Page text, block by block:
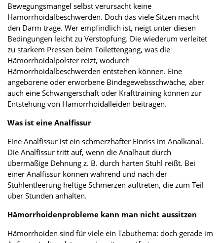
Bewegungsmangel selbst verursacht keine
Hämorrhoidalbeschwerden. Doch das viele Sitzen macht
den Darm träge. Wer empfindlich ist, neigt unter diesen
Bedingungen leicht zu Verstopfung. Die wiederum verleitet
zu starkem Pressen beim Toilettengang, was die
Hämorrhoidalpolster reizt, wodurch
Hämorrhoidalbeschwerden entstehen können. Eine
angeborene oder erworbene Bindegewebsschwäche, aber
auch eine Schwangerschaft oder Krafttraining können zur
Entstehung von Hämorrhoidalleiden beitragen.
Was ist eine Analfissur
Eine Analfissur ist ein schmerzhafter Einriss im Analkanal.
Die Analfissur tritt auf, wenn die Analhaut durch
übermäßige Dehnung z. B. durch harten Stuhl reißt. Bei
einer Analfissur können während und nach der
Stuhlentleerung heftige Schmerzen auftreten, die zum Teil
über Stunden anhalten.
Hämorrhoidenprobleme kann man nicht aussitzen
Hämorrhoiden sind für viele ein Tabuthema: doch gerade im